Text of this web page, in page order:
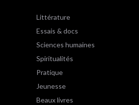
Littérature
Essais & docs
Sciences humaines
Spiritualités
Pratique
Jeunesse
Beaux livres